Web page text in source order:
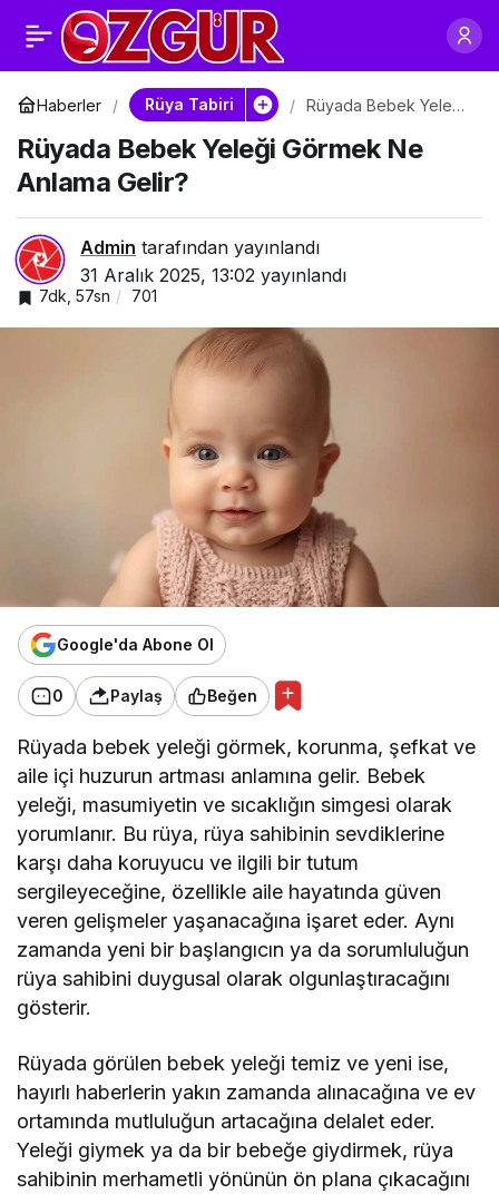
Haberler Rüya Tabiri
Rüyada Bebek Yeleği
Gelir?
Rüyada Bebek Yeleği Görmek Ne
Anlama Gelir?
Admin tarafından yayınlandı
31 Aralık 2025, 13:02 yayınlandı
7dk, 57sn 701
Google'da Abone Ol
0 Paylaş Beğen
Rüyada bebek yeleği görmek, korunma, şefkat ve
aile içi huzurun artması anlamına gelir. Bebek
yeleği, masumiyetin ve sıcaklığın simgesi olarak
yorumlanır. Bu rüya, rüya sahibinin sevdiklerine
karşı daha koruyucu ve ilgili bir tutum
sergileyeceğine, özellikle aile hayatında güven
veren gelişmeler yaşanacağına işaret eder. Aynı
zamanda yeni bir başlangıcın ya da sorumluluğun
rüya sahibini duygusal olarak olgunlaştıracağını
gösterir.
Rüyada görülen bebek yeleği temiz ve yeni ise,
hayırlı haberlerin yakın zamanda alınacağına ve ev
ortamında mutluluğun artacağına delalet eder.
Yeleği giymek ya da bir bebeğe giydirmek, rüya
sahibinin merhametli yönünün ön plana çıkacağını
Rüyada Bebek Beşiği
Sallamak Ne Anlama
Gelir?
Paylaş